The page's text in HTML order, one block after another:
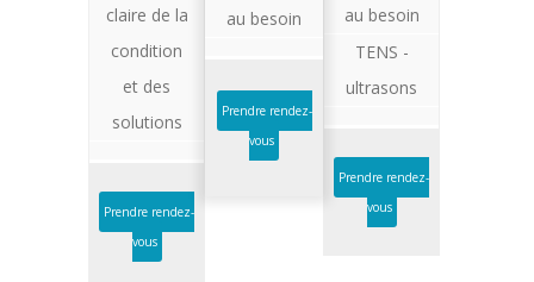
claire de la
condition
et des
solutions
Prendre rendez-
vous
au besoin
Prendre rendez-
vous
au besoin
TENS -
ultrasons
Prendre rendez-
vous